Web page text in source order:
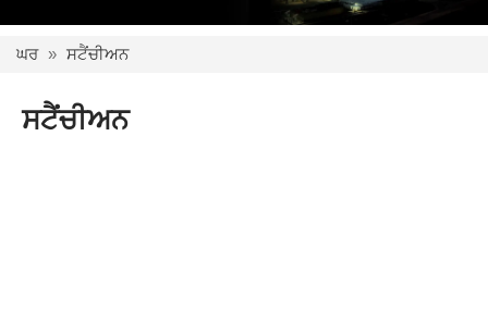
ਘਰ » ਸਟੈਂਚੀਅਨ
ਸਟੈਂਚੀਅਨ